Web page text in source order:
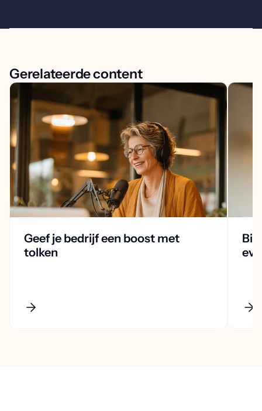
Gerelateerde content
Geef je bedrijf een boost met
tolken